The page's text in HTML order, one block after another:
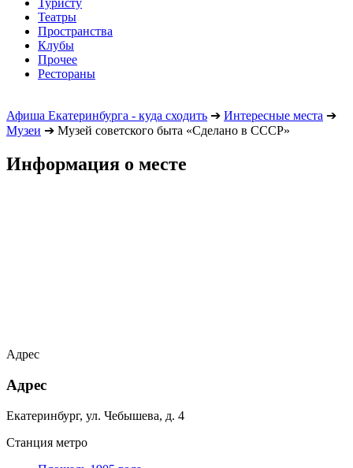
Театры
Пространства
Клубы
Прочее
Рестораны
Афиша Екатеринбурга - куда сходить ➔ Интересные места ➔
Музеи ➔ Музей советского быта «Сделано в СССР»
Информация о месте
Адрес
Адрес
Екатеринбург, ул. Чебышева, д. 4
Станция метро